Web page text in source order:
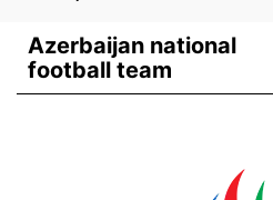
Azerbaijan national
football team